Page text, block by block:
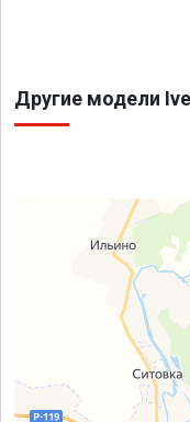
Другие модели